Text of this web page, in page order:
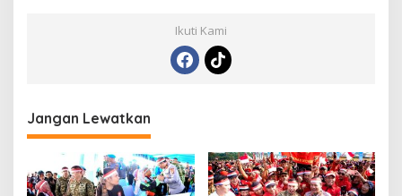
Ikuti Kami
Jangan Lewatkan